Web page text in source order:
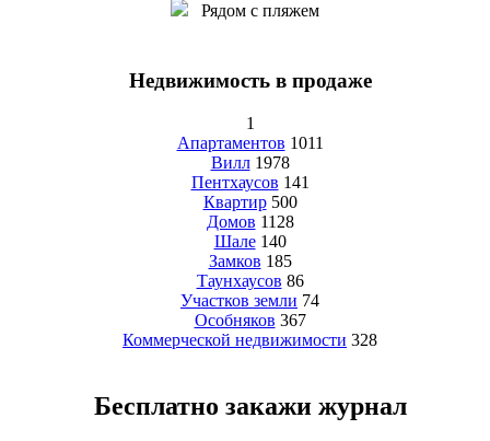
Рядом с пляжем
Недвижимость в продаже
1
Апартаментов 1011
Вилл 1978
Пентхаусов 141
Квартир 500
Домов 1128
Шале 140
Замков 185
Таунхаусов 86
Участков земли 74
Особняков 367
Коммерческой недвижимости 328
Бесплатно закажи журнал